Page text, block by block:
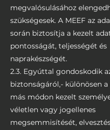
megvalósulásához
szükségesek. A MEEF az
során biztosítja a kezelt
pontosságát, teljességét és
naprakészségét.
2.3. Egyúttal gondoskodik
biztonságáról,- különösen
más módon kezelt
véletlen vagy jogellenes
megsemmisítését,